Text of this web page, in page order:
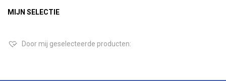
MIJN SELECTIE
Door mij geselecteerde producten: